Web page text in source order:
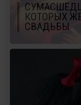
КОТОРЫХ
СВАДЬБЫ